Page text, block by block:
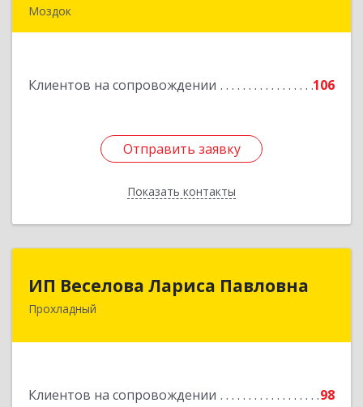
Моздок
Клиентов на сопровождении 106
Отправить заявку
Показать контакты
Подробнее
Отправить заявку
Назад
ИП Веселова Лариса Павловна
Прохладный
Клиентов на сопровождении 98